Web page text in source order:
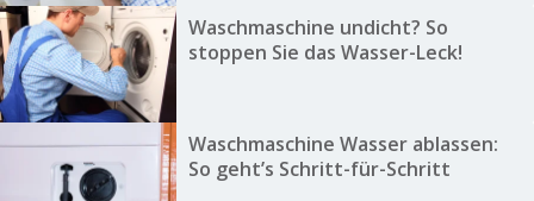
Waschmaschine undicht? So
stoppen Sie das Wasser-Leck!
Waschmaschine Wasser ablassen:
So geht’s Schritt-für-Schritt